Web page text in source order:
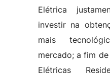
Elétrica
investir na
mais
mercado; a fim
Elétricas